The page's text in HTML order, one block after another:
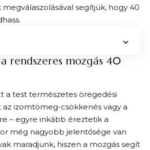
segítjük, hogy 40
rendszeres mozgás 40
a test természetes öregedési
izomtömeg-csökkenés vagy a
– egyre inkább éreztetik a
még nagyobb jelentősége van
maradjunk, hiszen a mozgás segít